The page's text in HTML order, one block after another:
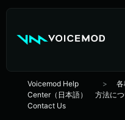
Voicemod Help
Center（日本語）
方法に
Contact Us